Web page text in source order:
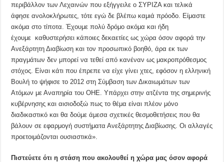
περιβάλλον των Λεχαινών που εξήγγειλε ο ΣΥΡΙΖΑ και τελικά
άφησε ανολοκλήρωτες, τότε εγώ δε βλέπω καμιά πρόοδο. Είμαστε
ακόμα στο τίποτα. Έχουμε πολύ δρόμο ακόμα και ήδη
έχουμε καθυστερήσει κάποιες δεκαετίες ως χώρα όσον αφορά την
Ανεξάρτητη Διαβίωση και τον προσωπικό βοηθό, άρα εκ των
πραγμάτων δεν μπορεί να τεθεί από κανέναν ως μακροπρόθεσμος
στόχος. Είναι κάτι που έπρεπε να είχε γίνει χτες, εφόσον η ελληνική
Βουλή το ψήφισε το 2012 στη Σύμβαση των Δικαιωμάτων των
Ατόμων με Αναπηρία του ΟΗΕ. Υπάρχει στην ατζέντα της σημερινής
κυβέρνησης και αισιοδοξώ πως το θέμα είναι πλέον μόνο
διαδικαστικό και θα δούμε άμεσα σχετικές θεσμοθετήσεις που θα
βάλουν σε εφαρμογή συστήματα Ανεξάρτητης Διαβίωσης. Οι αλλαγές
προετοιμάζονται ουσιαστικά».
Πιστεύετε ότι η στάση που ακολουθεί η χώρα μας όσον αφορά